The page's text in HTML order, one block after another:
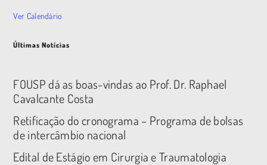
Ver Calendário
Últimas Notícias
FOUSP dá as boas-vindas ao Prof. Dr. Raphael
Cavalcante Costa
Retificação do cronograma – Programa de bolsas
de intercâmbio nacional
Edital de Estágio em Cirurgia e Traumatologia